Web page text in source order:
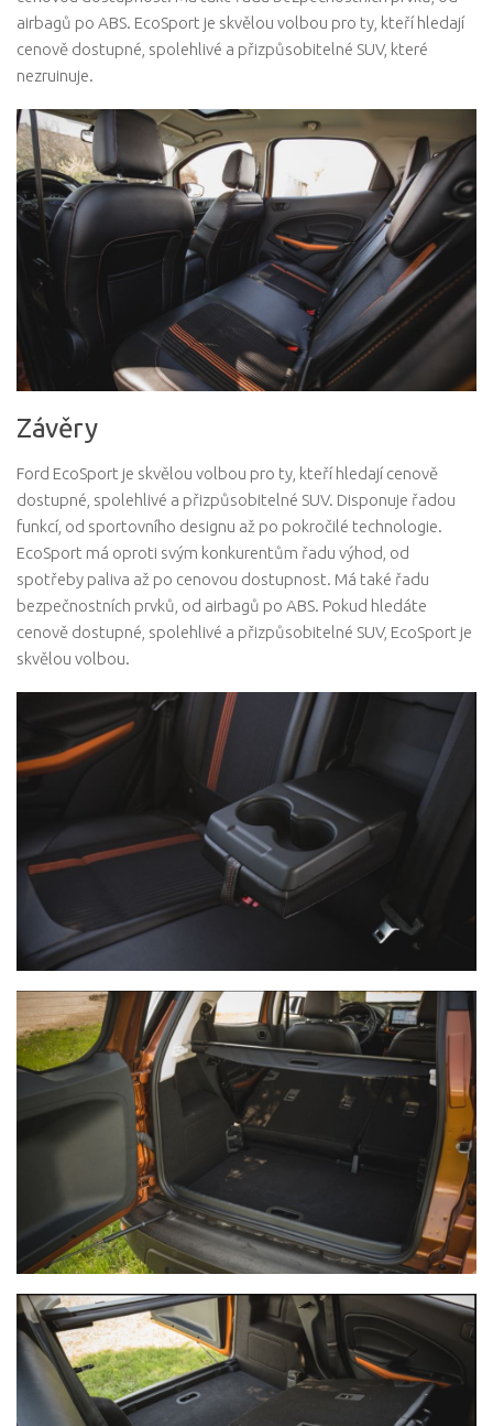
airbagů po ABS. EcoSport je skvělou volbou pro ty, kteří hledají
cenově dostupné, spolehlivé a přizpůsobitelné SUV, které
nezruinuje.
Závěry
Ford EcoSport je skvělou volbou pro ty, kteří hledají cenově
dostupné, spolehlivé a přizpůsobitelné SUV. Disponuje řadou
funkcí, od sportovního designu až po pokročilé technologie.
EcoSport má oproti svým konkurentům řadu výhod, od
spotřeby paliva až po cenovou dostupnost. Má také řadu
bezpečnostních prvků, od airbagů po ABS. Pokud hledáte
cenově dostupné, spolehlivé a přizpůsobitelné SUV, EcoSport je
skvělou volbou.